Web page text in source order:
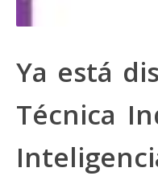
Ya está
Técnica